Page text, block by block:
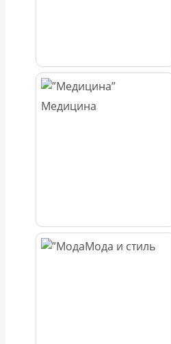
Медицина
Мода и стиль